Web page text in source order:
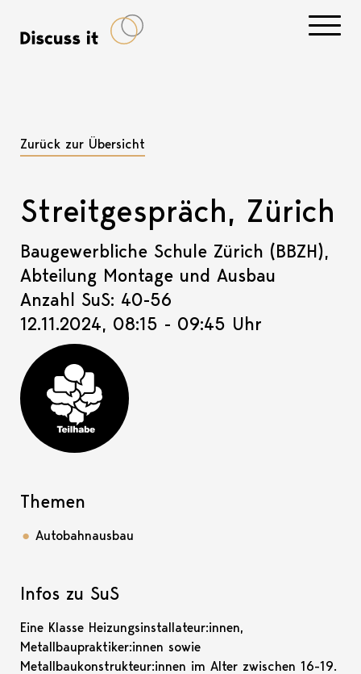
Zurück zur Übersicht
Streitgespräch, Zürich
Baugewerbliche Schule Zürich (BBZH),
Abteilung Montage und Ausbau
Anzahl SuS: 40-56
12.11.2024, 08:15 - 09:45 Uhr
Teilhabe-Projekt
Themen
Autobahnausbau
Infos zu SuS
Eine Klasse Heizungsinstallateur:innen,
Metallbaupraktiker:innen sowie
Metallbaukonstrukteur:innen im Alter zwischen 16-19.